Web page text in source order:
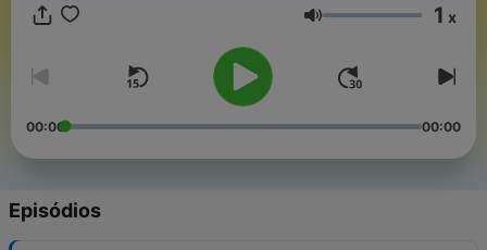
Volume 1 x
00:00 00:00
Episódios